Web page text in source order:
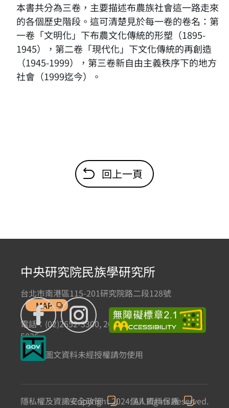
本書共分為三卷，主要描述布農族社會這一路走來
的各個歷史階段。這可清楚見於每一卷的卷名：第
一卷「文明化」下布農文化傳統的形塑（1895-
1945），第二卷「現代化」下文化傳統的再創造
（1945-1999），第三卷新自由主義秩序下的地方
社會（1999迄今）。
回上一頁
中央研究院民族學研究所
台北市南港區115-201研究院路二段128號
MAP
電話：(02)2652-3300, 2652-3301 傳真：(02)2785-
5836
本網站圖文資料未經授權請勿使用
隱私權及資訊安全政策 個人資料保護
© Copyright 2024. All Rights Reserved.